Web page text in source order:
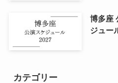
博多座
ジュー
カテゴリー